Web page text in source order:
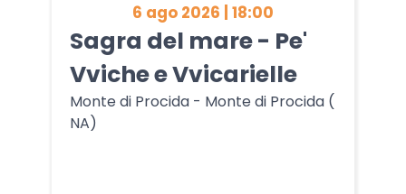
6 ago 2026 | 18:00
Sagra del mare - Pe'
Vviche e Vvicarielle
Monte di Procida - Monte di Procida (
NA)